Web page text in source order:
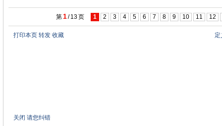
第 1/ 13页 1 2 3 4 5 6 7 8 9 10 11 12
打印本页 转发 收藏
关闭 请您纠错